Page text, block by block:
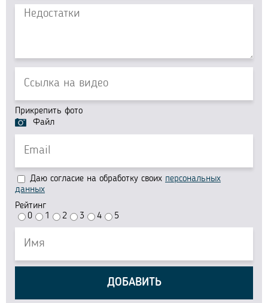
Прикрепить фото
Файл
Даю согласие на обработку своих персональных
данных
Рейтинг
0
1 2 3 4 5
ДОБАВИТЬ